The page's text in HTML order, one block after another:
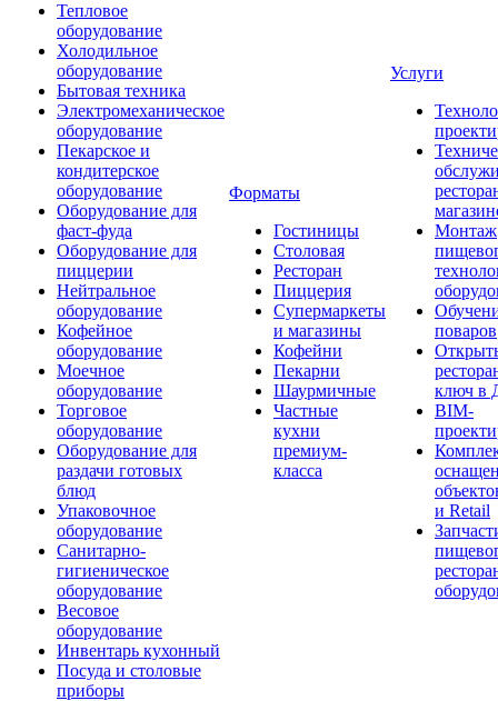
Тепловое
оборудование
Холодильное
оборудование
Бытовая техника
Электромеханическое
оборудование
Пекарское и
кондитерское
оборудование
Оборудование для
фаст-фуда
Оборудование для
пиццерии
Нейтральное
оборудование
Кофейное
оборудование
Моечное
оборудование
Торговое
оборудование
Оборудование для
раздачи готовых
блюд
Упаковочное
оборудование
Санитарно-
гигиеническое
оборудование
Весовое
оборудование
Инвентарь кухонный
Посуда и столовые
приборы
Форматы
Гостиницы
Столовая
Ресторан
Пиццерия
Супермаркеты
и магазины
Кофейни
Пекарни
Шаурмичные
Частные
кухни
премиум-
класса
Услуги
Монтаж
поваров
ключ в
BIM-
и Retail